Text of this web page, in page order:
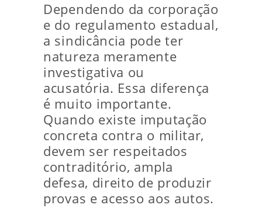
Dependendo da corporação
e do regulamento estadual,
a sindicância pode ter
natureza meramente
investigativa ou
acusatória. Essa diferença
é muito importante.
Quando existe imputação
concreta contra o militar,
devem ser respeitados
contraditório, ampla
defesa, direito de produzir
provas e acesso aos autos.